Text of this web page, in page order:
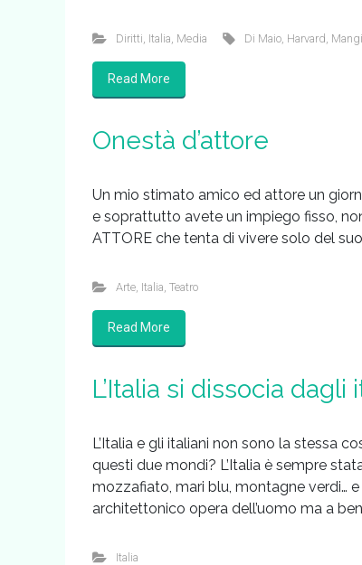
Diritti Italia Media Di Maio Harvard
Read More
Onestà d’attore
Un mio stimato amico ed attore un
e soprattutto avete un impiego fisso,
ATTORE che tenta di vivere solo del
Arte, Italia Teatro
Read More
L’Italia si dissocia dagli
L’Italia e gli italiani non sono la stessa
questi due mondi? L’Italia è sempre
mozzafiato, mari blu, montagne verdi…
architettonico opera dell’uomo ma a
Italia